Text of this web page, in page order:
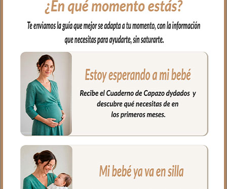
6506 Sacos Silla Alaska
Desde:80.00
Seleccionar opciones
6507 Sacos Silla Alaska
Marrón
Seleccionar opciones